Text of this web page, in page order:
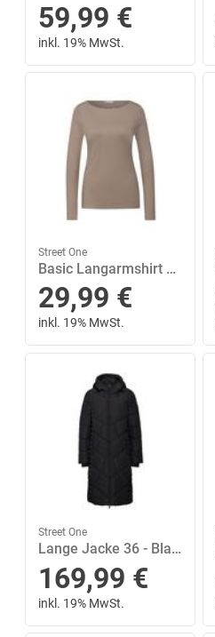
59,99 €
inkl. 19% MwSt.
Street One
Basic Langarmshirt 36 - Light Terra Mocha
29,99 €
inkl. 19% MwSt.
Street One
Lange Jacke 36 - Black
169,99 €
inkl. 19% MwSt.